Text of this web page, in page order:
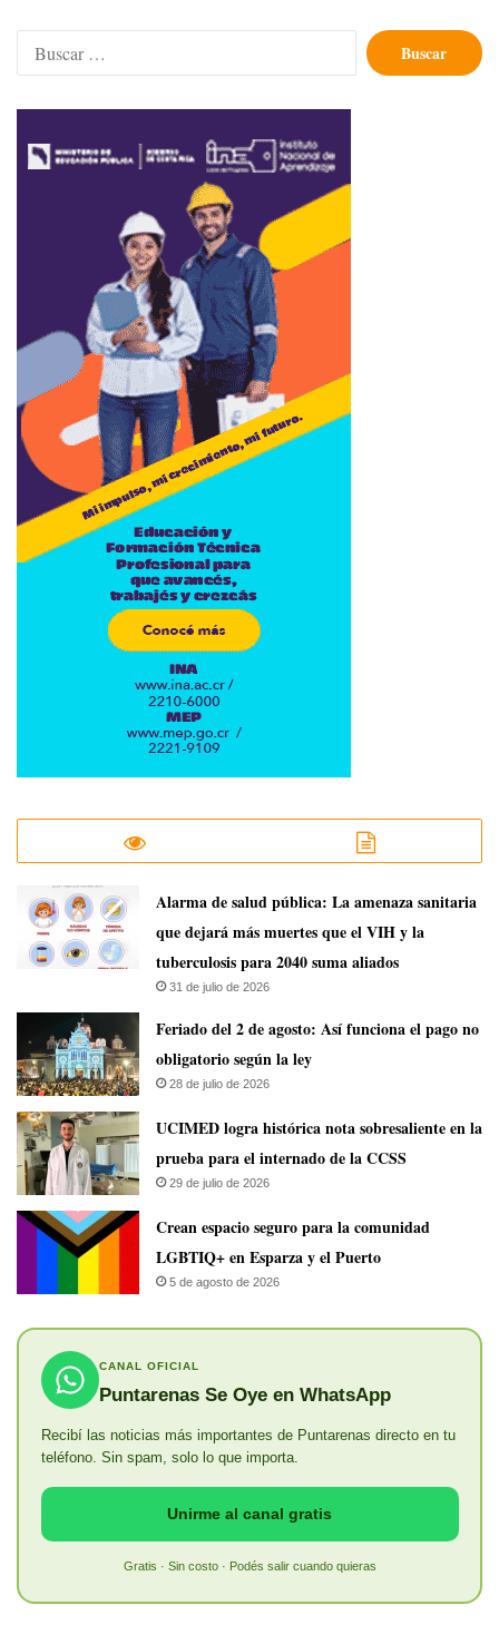
Buscar:
​Alarma de salud pública: La amenaza sanitaria
que dejará más muertes que el VIH y la
tuberculosis para 2040 suma aliados
31 de julio de 2026
Feriado del 2 de agosto: Así funciona el pago no
obligatorio según la ley
28 de julio de 2026
UCIMED logra histórica nota sobresaliente en la
prueba para el internado de la CCSS
29 de julio de 2026
Crean espacio seguro para la comunidad
LGBTIQ+ en Esparza y el Puerto
5 de agosto de 2026
CANAL OFICIAL
Puntarenas Se Oye en WhatsApp
Recibí las noticias más importantes de Puntarenas directo en tu
teléfono. Sin spam, solo lo que importa.
Unirme al canal gratis
Gratis · Sin costo · Podés salir cuando quieras